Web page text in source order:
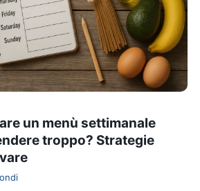
un menù settimanale
troppo? Strategie